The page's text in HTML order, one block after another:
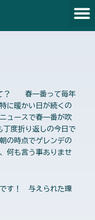
て？ 春一番って毎年
に暖かい日が続くの
ュースで春一番が吹
度折り返しの今日で
の時点でゲレンデの
何も言う事ありませ
です！ 与えられた環